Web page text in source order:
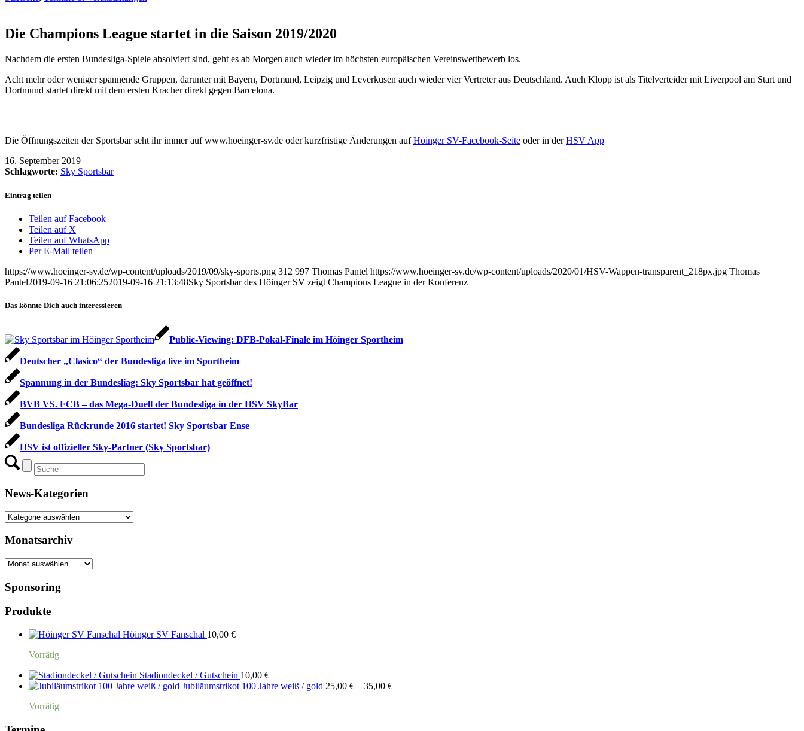
Die Champions League startet in die Saison 2019/2020
Nachdem die ersten Bundesliga-Spiele absolviert sind, geht es ab Morgen auch wieder im höchsten europäischen Vereinswettbewerb los.
Acht mehr oder weniger spannende Gruppen, darunter mit Bayern, Dortmund, Leipzig und Leverkusen auch wieder vier Vertreter aus Deutschland. Auch Klopp ist als Titelverteider mit Liverpool am Start und
Dortmund startet direkt mit dem ersten Kracher direkt gegen Barcelona.
Die Öffnungszeiten der Sportsbar seht ihr immer auf www.hoeinger-sv.de oder kurzfristige Änderungen aufHöinger SV-Facebook-Seite oder in derHSV App
16. September 2019
Schlagworte: Sky Sportsbar
Eintrag teilen
Teilen auf Facebook
Teilen auf X
Teilen auf WhatsApp
Per E-Mail teilen
https://www.hoeinger-sv.de/wp-content/uploads/2019/09/sky-sports.png 312 997 Thomas Pantel https://www.hoeinger-sv.de/wp-content/uploads/2020/01/HSV-Wappen-transparent_218px.jpg Thomas
Pantel2019-09-16 21:06:252019-09-16 21:13:48Sky Sportsbar des Höinger SV zeigt Champions League in der Konferenz
Das könnte Dich auch interessieren
Public-Viewing: DFB-Pokal-Finale im Höinger Sportheim
Deutscher „Clasico“ der Bundesliga live im Sportheim
Spannung in der Bundesliag: Sky Sportsbar hat geöffnet!
BVB VS. FCB – das Mega-Duell der Bundesliga in der HSV SkyBar
Bundesliga Rückrunde 2016 startet! Sky Sportsbar Ense
HSV ist offizieller Sky-Partner (Sky Sportsbar)
News-Kategorien
News-
Monatsarchiv
Monatsarchiv
Sponsoring
Produkte
Höinger SV Fanschal 10,00 €
Vorrätig
Stadiondeckel / Gutschein 10,00 €
Jubiläumstrikot 100 Jahre weiß / gold 25,00 € – 35,00 €Preisspanne:
Vorrätig